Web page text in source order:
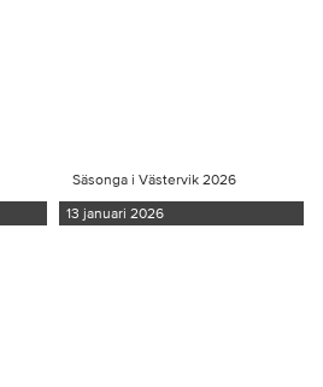
Säsonga i Västervik 2026
13 januari 2026